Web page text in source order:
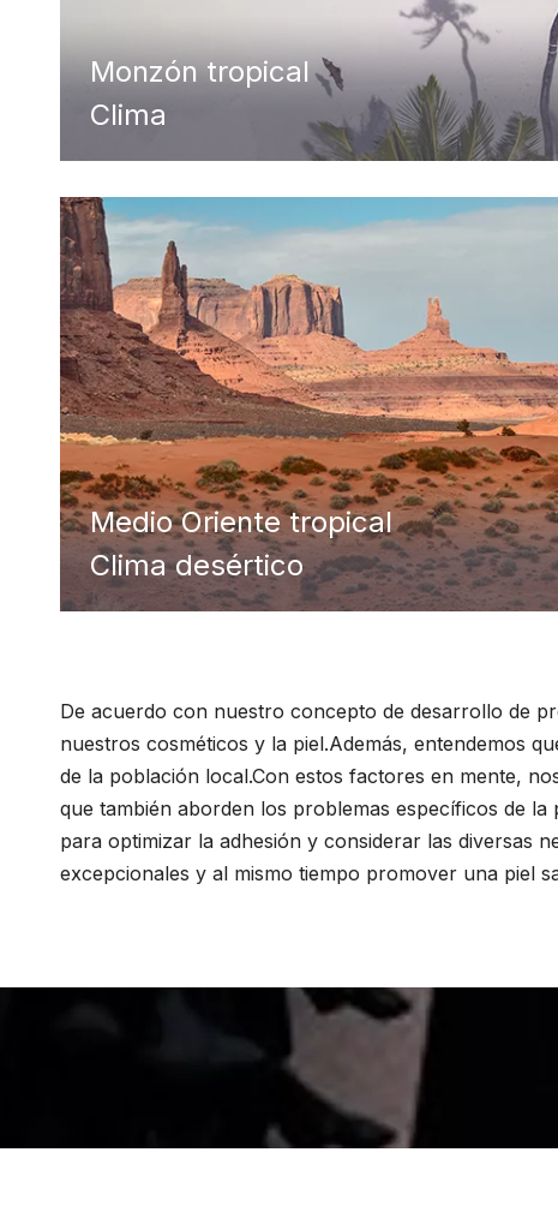
Monzón tropical
Clima
Medio Oriente tropical
Clima desértico
De acuerdo con nuestro concepto de desarrollo de
nuestros cosméticos y la piel.Además, entendemos
de la población local.Con estos factores en mente,
que también aborden los problemas específicos de
para optimizar la adhesión y considerar las diversas
excepcionales y al mismo tiempo promover una piel